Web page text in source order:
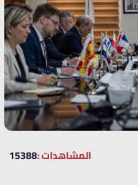
المشاهدات :15388